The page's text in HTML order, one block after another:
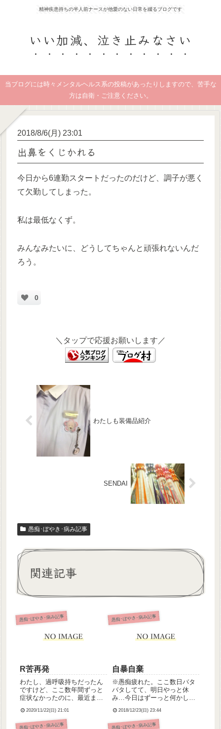
精神疾患持ちの半人前ナースが他愛のない日常を綴るブログです
いい加減、泣き止みなさい
当ブログには時々メンタルヘルス系の投稿があったりしますので、苦手な
方は自衛・ご注意ください。
2018/8/6(月) 23:01
出鼻をくじかれる
今日から6連勤スタートだったのだけど、調子が悪く
て欠勤してしまった。
私は最低なくず。
みんなみたいに、どうしてちゃんと頑張れないんだ
ろう。
0
＼タップで応援お願いします／
わたしも装備品紹介
SENDAI
愚痴･ぼやき･病み記事
関連記事
愚痴･ぼやき･病み記事
R苦再発
わたし、過呼吸持ちだったん
ですけど、ここ数年間ずっと
症状なかったのに、最近また
安時薬で対応しています。原
因は十中八九、ストレスだと
2020/11/22(日) 21:01
愚痴･ぼやき･病み記事
自暴自棄
※愚痴疲れた。ここ数日バタ
バタしてて、明日やっと休
み…今日はずーっと何かしら
重のある患者さんの車椅子移
乗の際、抵抗されて腰を痛
2018/12/23(日) 23:44
愚痴･ぼやき･病み記事 愚痴･ぼやき･病み記事